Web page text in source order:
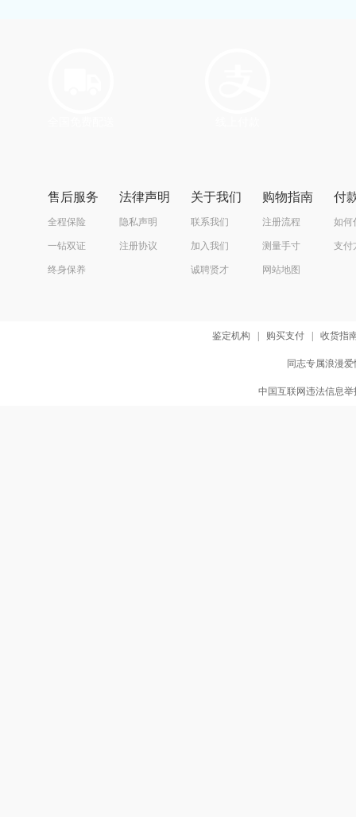
售后服务
全程保险
一钻双证
终身保养
法律声明
隐私声明
注册协议
关于我们
联系我们
加入我们
诚聘贤才
购物指南
注册流程
测量手寸
网站地图
付
如何
支付
鉴定机构 购买支付 收货指
同志专属浪漫
中国互联网违法信息